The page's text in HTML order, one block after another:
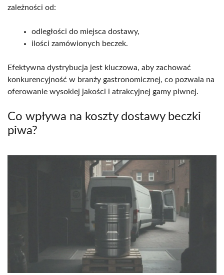
zależności od:
odległości do miejsca dostawy,
ilości zamówionych beczek.
Efektywna dystrybucja jest kluczowa, aby zachować
konkurencyjność w branży gastronomicznej, co pozwala na
oferowanie wysokiej jakości i atrakcyjnej gamy piwnej.
Co wpływa na koszty dostawy beczki
piwa?